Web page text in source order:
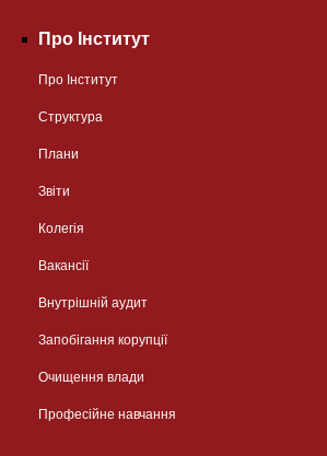
Про Інститут
Про Інститут
Структура
Плани
Звіти
Колегія
Вакансії
Внутрішній аудит
Запобігання корупції
Очищення влади
Професійне навчання